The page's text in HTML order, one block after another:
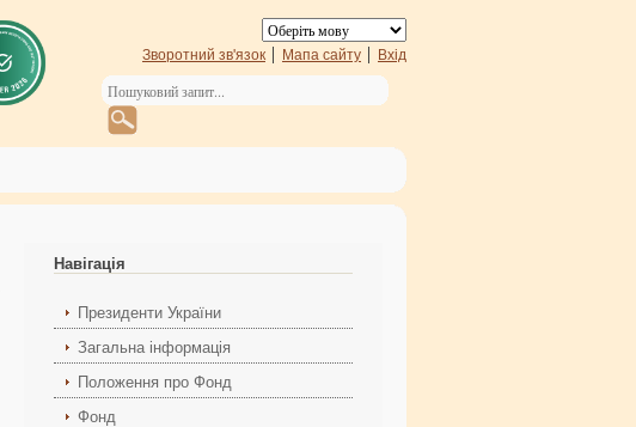
Зворотний зв'язок Мапа сайту Вхід
Навігація
Президенти України
Загальна інформація
Положення про Фонд
Фонд